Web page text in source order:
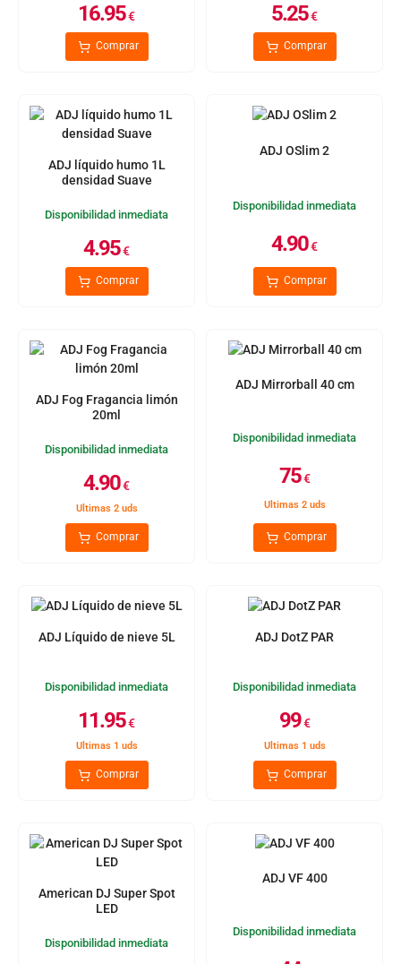
16.95€
Comprar
5.25€
Comprar
ADJ líquido humo 1L
densidad Suave
Disponibilidad inmediata
4.95€
Comprar
ADJ OSlim 2
Disponibilidad inmediata
4.90€
Comprar
ADJ Fog Fragancia limón
20ml
Disponibilidad inmediata
4.90€
Ultimas 2 uds
Comprar
ADJ Mirrorball 40 cm
Disponibilidad inmediata
75€
Ultimas 2 uds
Comprar
ADJ Líquido de nieve 5L
Disponibilidad inmediata
11.95€
Ultimas 1 uds
Comprar
ADJ DotZ PAR
Disponibilidad inmediata
99€
Ultimas 1 uds
Comprar
American DJ Super Spot
LED
Disponibilidad inmediata
ADJ VF 400
Disponibilidad inmediata